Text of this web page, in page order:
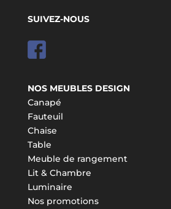
SUIVEZ-NOUS
NOS MEUBLES DESIGN
Canapé
Fauteuil
Chaise
Table
Meuble de rangement
Lit & Chambre
Luminaire
Nos promotions